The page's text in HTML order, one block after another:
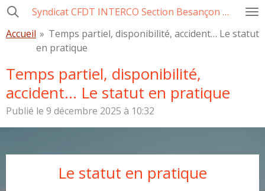
Passer
contenu
principal
Syndicat CFDT INTERCO Section Besançon Ville-CCAS-GBM
Accueil » Temps partiel, disponibilité, accident… Le statut
en pratique
Temps partiel, disponibilité,
accident… Le statut en pratique
Publié le 9 décembre 2025 à 10:32
Le statut en pratique